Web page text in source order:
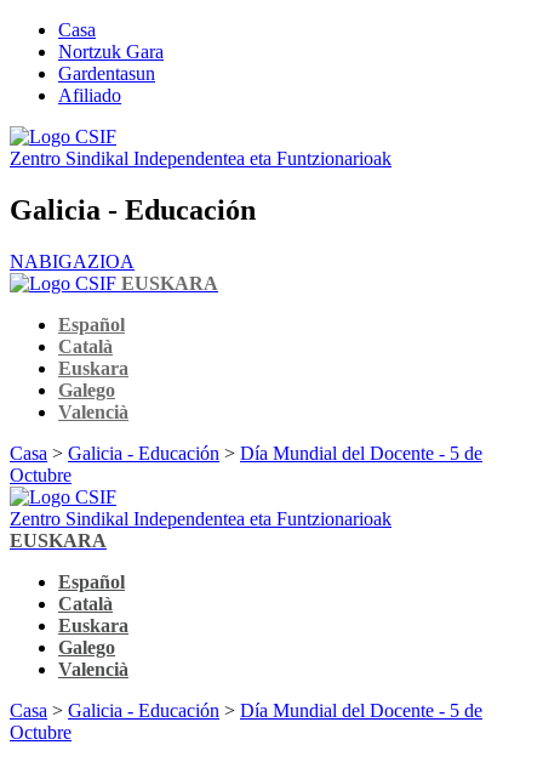
Casa
Nortzuk Gara
Gardentasun
Afiliado
Zentro Sindikal Independentea eta Funtzionarioak
Galicia - Educación
NABIGAZIOA
EUSKARA
Español
Català
Euskara
Galego
Valencià
Casa > Galicia - Educación > Día Mundial del Docente - 5 de
Octubre
Zentro Sindikal Independentea eta Funtzionarioak
EUSKARA
Español
Català
Euskara
Galego
Valencià
Casa > Galicia - Educación > Día Mundial del Docente - 5 de
Octubre